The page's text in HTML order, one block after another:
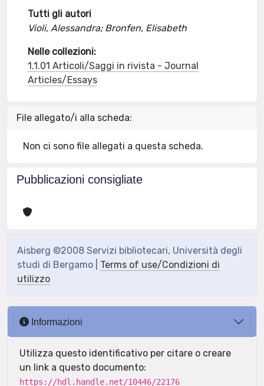
Tutti gli autori
Violi, Alessandra; Bronfen, Elisabeth
Nelle collezioni:
1.1.01 Articoli/Saggi in rivista - Journal
Articles/Essays
File allegato/i alla scheda:
Non ci sono file allegati a questa scheda.
Pubblicazioni consigliate
Aisberg ©2008 Servizi bibliotecari, Università degli
studi di Bergamo | Terms of use/Condizioni di
utilizzo
Informazioni
Utilizza questo identificativo per citare o creare
un link a questo documento:
https://hdl.handle.net/10446/22176